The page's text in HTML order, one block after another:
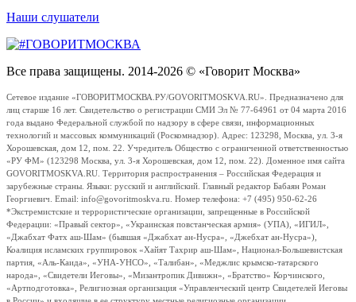
Наши слушатели
Все права защищены. 2014-2026 © «Говорит Москва»
Сетевое издание «ГОВОРИТМОСКВА.РУ/GOVORITMOSKVA.RU». Предназначено для
лиц старше 16 лет. Свидетельство о регистрации СМИ Эл № 77-64961 от 04 марта 2016
года выдано Федеральной службой по надзору в сфере связи, информационных
технологий и массовых коммуникаций (Роскомнадзор). Адрес: 123298, Москва, ул. 3-я
Хорошевская, дом 12, пом. 22. Учредитель Общество с ограниченной ответственностью
«РУ ФМ» (123298 Москва, ул. 3-я Хорошевская, дом 12, пом. 22). Доменное имя сайта
GOVORITMOSKVA.RU. Территория распространения – Российская Федерация и
зарубежные страны. Языки: русский и английский. Главный редактор Бабаян Роман
Георгиевич. Email: info@govoritmoskva.ru. Номер телефона: +7 (495) 950-62-26
*Экстремистские и террористические организации, запрещенные в Российской
Федерации: «Правый сектор», «Украинская повстанческая армия» (УПА), «ИГИЛ»,
«Джабхат Фатх аш-Шам» (бывшая «Джабхат ан-Нусра», «Джебхат ан-Нусра»),
Коалиция исламских группировок «Хайят Тахрир аш-Шам», Национал-Большевистская
партия, «Аль-Каида», «УНА-УНСО», «Талибан», «Меджлис крымско-татарского
народа», «Свидетели Иеговы», «Мизантропик Дивижн», «Братство» Корчинского,
«Артподготовка», Религиозная организация «Управленческий центр Свидетелей Иеговы